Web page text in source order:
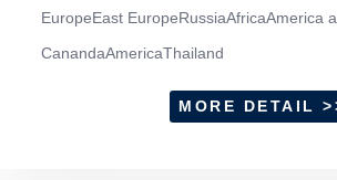
EuropeEast EuropeRussiaAfricaAmerica
CanandaAmericaThailand
MORE DETAIL